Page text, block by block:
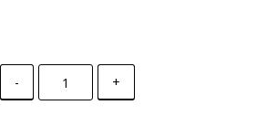
- +